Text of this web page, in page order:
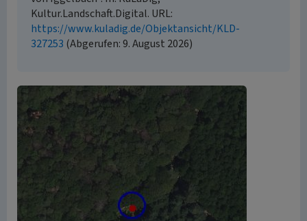
Kultur.Landschaft.Digital. URL:
https://www.kuladig.de/Objektansicht/KLD-
327253 (Abgerufen: 9. August 2026)